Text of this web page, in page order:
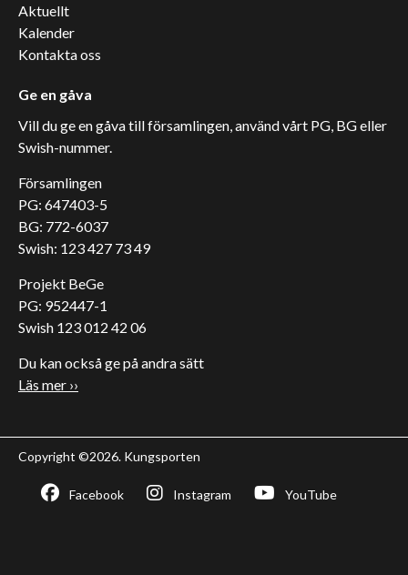
Aktuellt
Kalender
Kontakta oss
Ge en gåva
Vill du ge en gåva till församlingen, använd vårt PG, BG eller
Swish-nummer.
Församlingen
PG: 647403-5
BG: 772-6037
Swish: 123 427 73 49
Projekt BeGe
PG: 952447-1
Swish 123 012 42 06
Du kan också ge på andra sätt
Läs mer ››
Copyright ©2026. Kungsporten
Facebook Instagram YouTube